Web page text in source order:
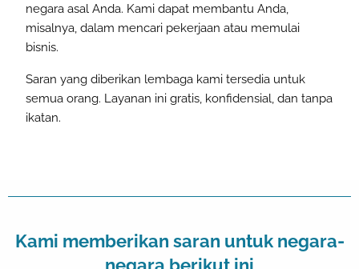
negara asal Anda. Kami dapat membantu Anda,
misalnya, dalam mencari pekerjaan atau memulai
bisnis.
Saran yang diberikan lembaga kami tersedia untuk
semua orang. Layanan ini gratis, konfidensial, dan tanpa
ikatan.
Kami memberikan saran untuk negara-
negara berikut ini